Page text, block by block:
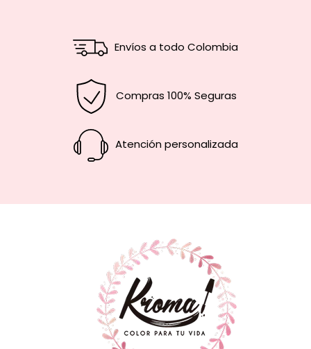
Envíos a todo Colombia
Compras 100% Seguras
Atención personalizada